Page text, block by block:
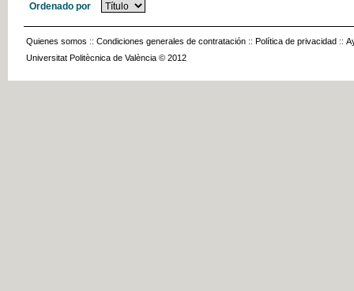
Ordenado por
Quienes somos :: Condiciones generales de contratación :: Política de privacidad ::
Universitat Politècnica de València © 2012